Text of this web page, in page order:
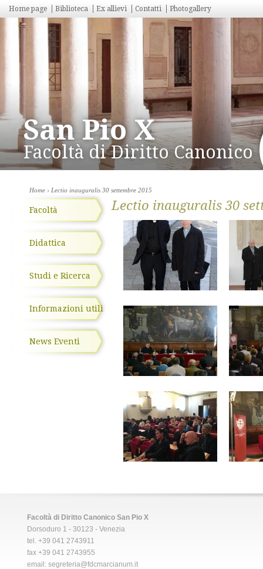
Home page Biblioteca Ex allievi Contatti Photogallery
San Pio X
Facoltà di Diritto Canonico
Home › Lectio inauguralis 30 settembre 2015
Facoltà
Didattica
Studi e Ricerca
Informazioni utili
News Eventi
Lectio inauguralis 30
Facoltà di Diritto Canonico San Pio X
Dorsoduro 1 - 30123 - Venezia
tel. +39 041 2743911
fax +39 041 2743955
email: segreteria@fdcmarcianum.it